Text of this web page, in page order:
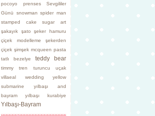
pocoyo
prenses
Sevgililer
Günü
snowman spider man
stamped cake
sugar art
şakayık
şato
şeker hamuru
çiçek modelleme
şekerden
çiçek şimşek mcqueen pasta
tatlı bezelye
teddy bear
timmy tren turuncu
uçak
villaeal
wedding
yellow
submarine
yılbaşı and
bayram
yılbaşı kurabiye
Yılbaşı-Bayram